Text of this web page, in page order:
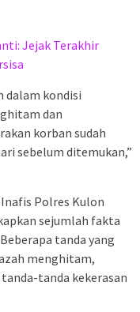
Jejak Terakhir
dalam kondisi
dan
korban sudah
sebelum ditemukan,”
Polres Kulon
sejumlah fakta
tanda yang
menghitam,
tanda kekerasan